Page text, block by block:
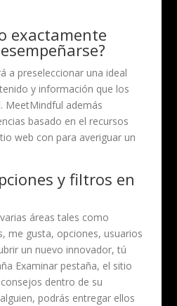
exactamente
a preseleccionar una ideal
y información que los
MeetMindful además
basado en el recursos
web con para averiguar un
y filtros en
áreas tales como
me gusta, opciones, usuarios
un nuevo innovador, tú
Examinar pestaña, el sitio
dentro de su
podrás entregar ellos